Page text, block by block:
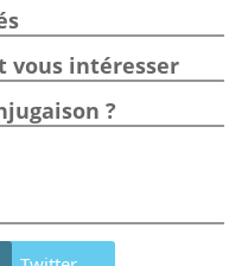
vous intéresser
?